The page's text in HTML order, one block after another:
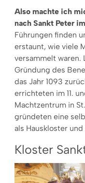
Also machte ich
nach Sankt Peter
Führungen finden
erstaunt, wie viele
versammelt waren.
Gründung des
das Jahr 1093
errichteten im 11.
Machtzentrum in
gründeten eine
als Hauskloster
Kloster